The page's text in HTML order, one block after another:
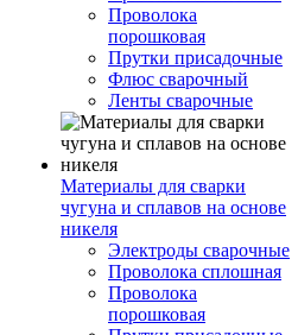
Проволока
порошковая
Прутки присадочные
Флюс сварочный
Ленты сварочные
Материалы для сварки
чугуна и сплавов на основе
никеля
Электроды сварочные
Проволока сплошная
Проволока
порошковая